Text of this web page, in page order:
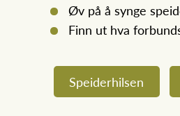
Øv på å synge
Finn ut hva
Speiderhilsen